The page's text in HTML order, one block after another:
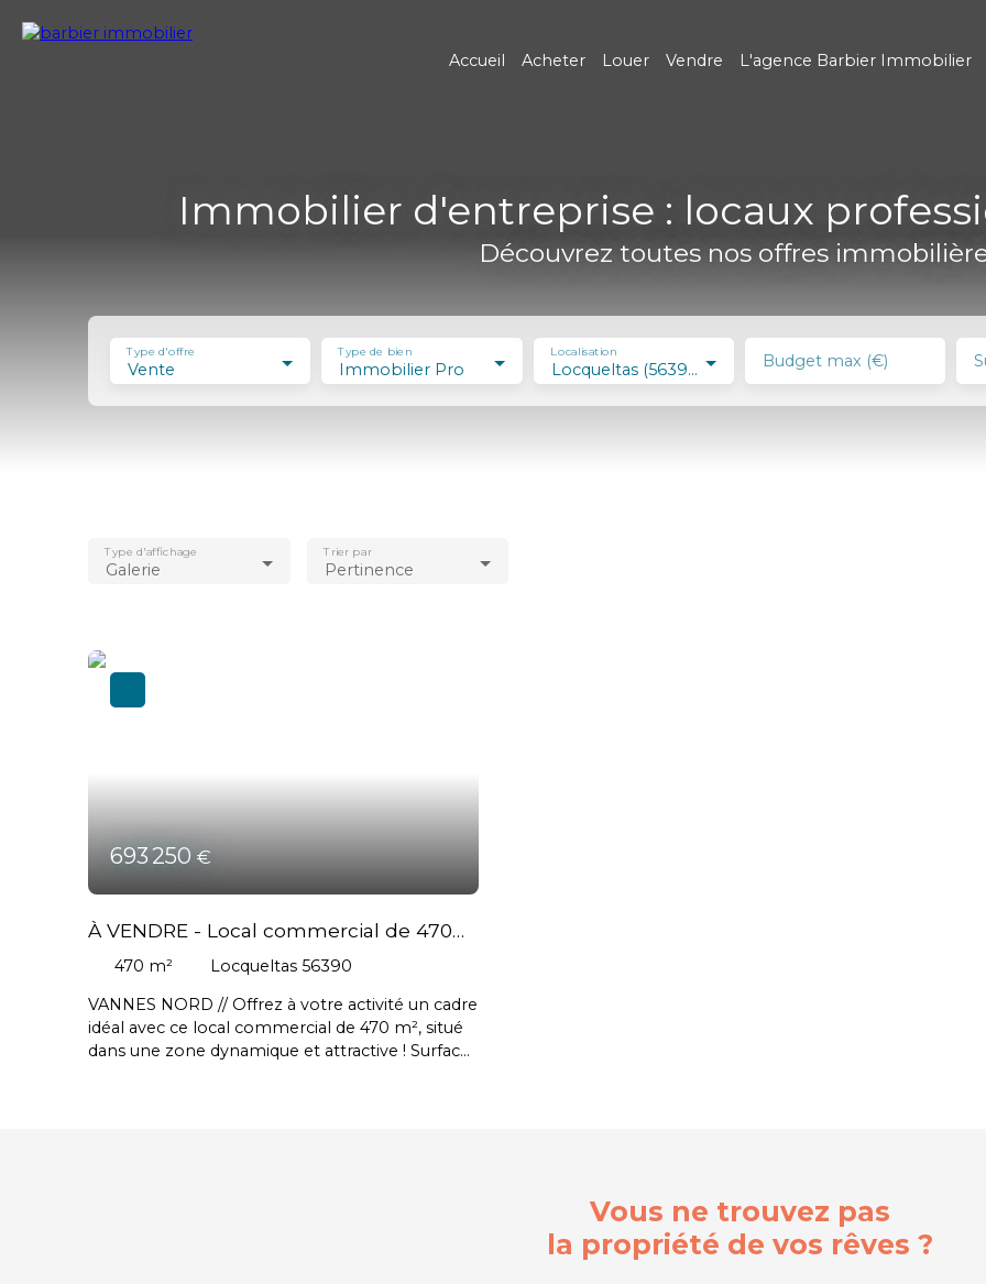
Accueil Acheter Louer Vendre L'agence Barbier Immobilier
Immobilier d'entreprise : locaux
Découvrez toutes nos offres
Vente
Type d'offre
Immobilier Pro
Type de bien
Locqueltas (56390)
Localisation Budget max (€)
Galerie
Type d'affichage
Pertinence
Trier par
693 250€
À VENDRE - Local commercial de 470
m² - PROCHE VANNES
470 m²
Locqueltas 56390
VANNES NORD // Offrez à votre activité un cadre
idéal avec ce local commercial de 470 m², situé
dans une zone dynamique et attractive ! Surface
Vous ne trouvez pas
la propriété de vos rêves ?